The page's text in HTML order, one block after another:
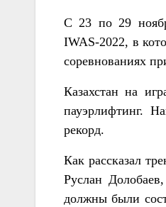
С 23 по 29
IWAS-2022, в
соревнованиях
Казахстан на
пауэрлифтинг.
рекорд.
Как рассказал
Руслан
должны были